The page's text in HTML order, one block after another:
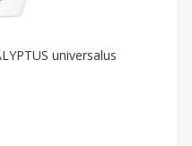
universalus